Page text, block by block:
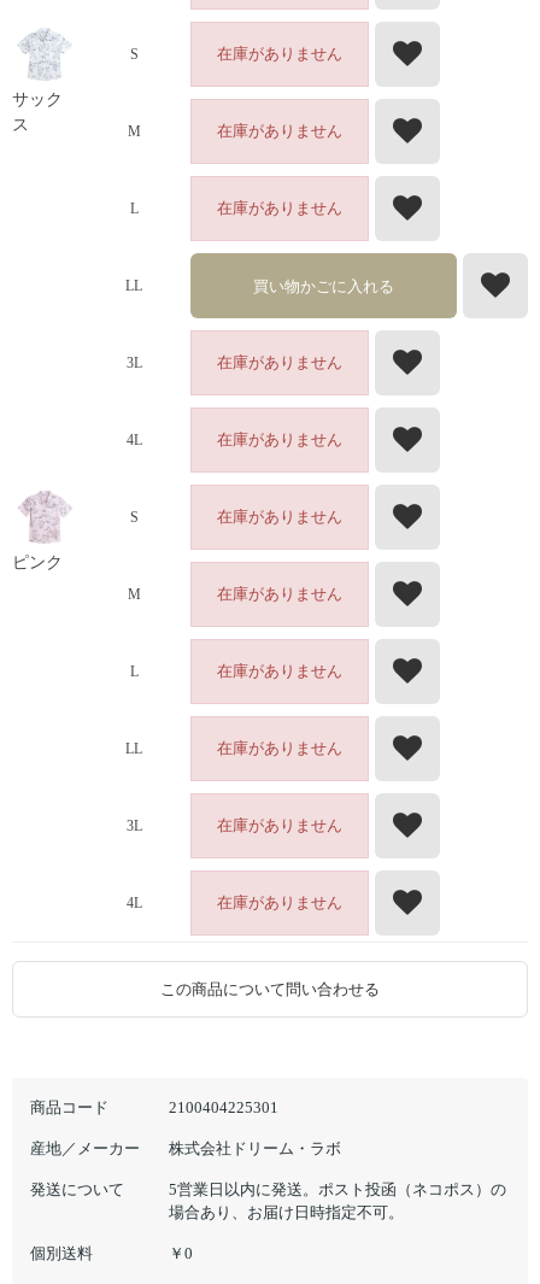
商品コード 2100404225301
産地／メーカー 株式会社ドリーム・ラボ
発送について
5営業日以内に発送。ポスト投函（ネコポス）の
場合あり、お届け日時指定不可。
個別送料 ￥0
サック
ス
S 在庫がありません
M 在庫がありません
L 在庫がありません
LL 買い物かごに入れる
3L 在庫がありません
4L 在庫がありません
ピンク
S 在庫がありません
M 在庫がありません
L 在庫がありません
LL 在庫がありません
3L 在庫がありません
4L 在庫がありません
この商品について問い合わせる